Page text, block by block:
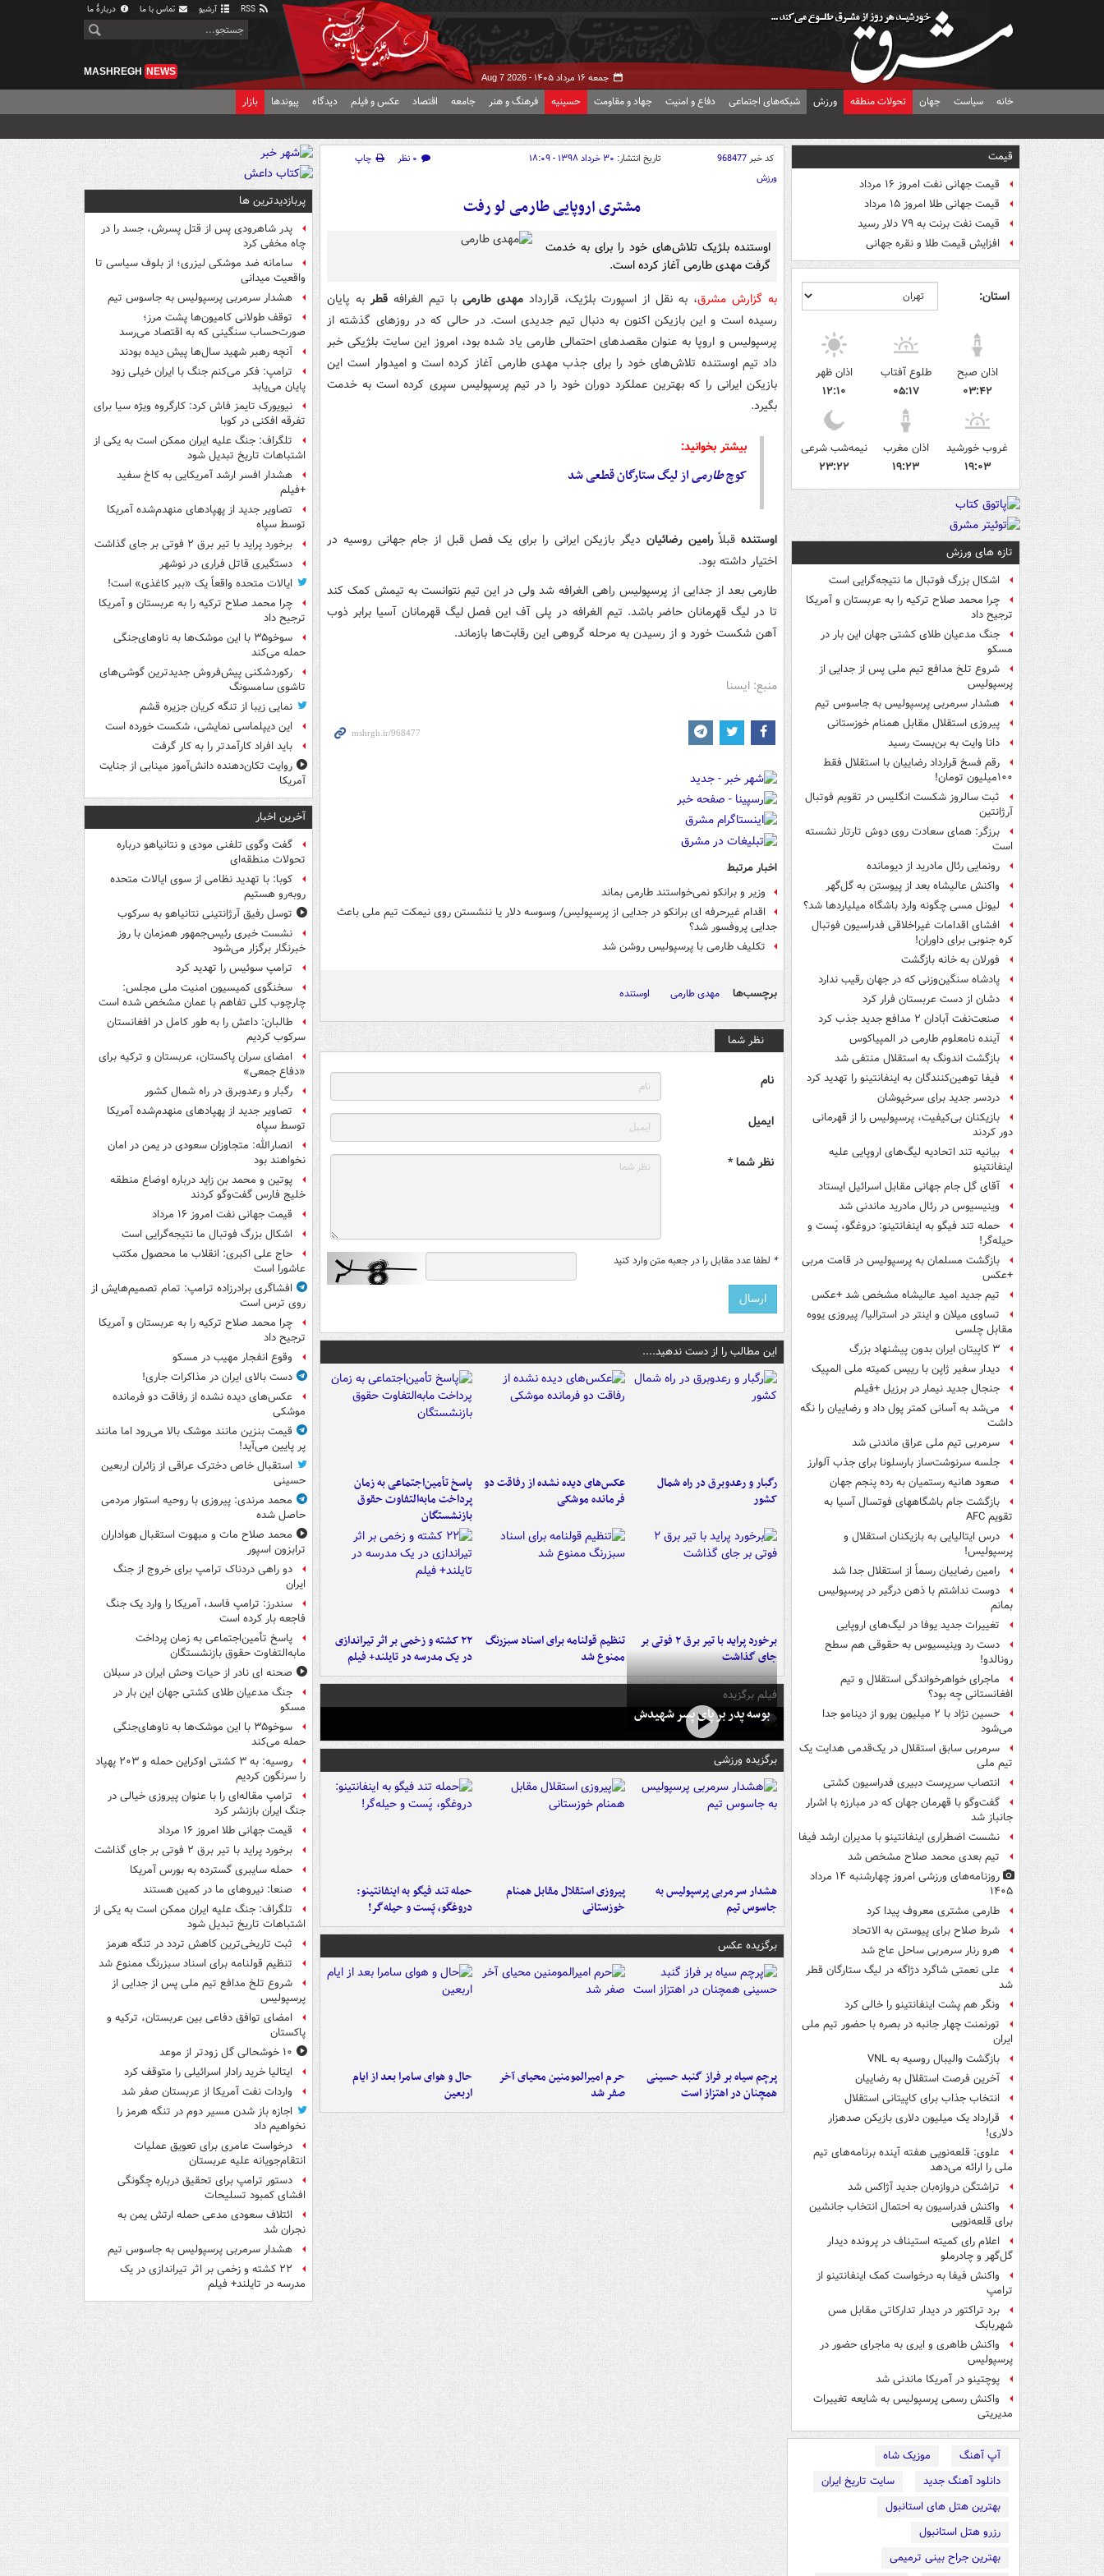
آرشیو تماس با ما دربارهٔ ما
جمعه ۱۶ مرداد ۱۴۰۵ - Aug 7 2026
MASHREGH NEWS
خانه سیاست جهان تحولات منطقه ورزش شبکه‌های اجتماعی دفاع و امنیت جهاد و مقاومت حسینیه فرهنگ و هنر جامعه اقتصاد عکس و فیلم دیدگاه پیوندها بازار
قیمت
قیمت جهانی نفت امروز ۱۶ مرداد
قیمت جهانی طلا امروز ۱۵ مرداد
قیمت نفت برنت به ۷۹ دلار رسید
افزایش قیمت طلا و نقره جهانی
استان:
اذان صبح
۰۳:۴۲
طلوع آفتاب
۰۵:۱۷
اذان ظهر
۱۲:۱۰
غروب خورشید
۱۹:۰۳
اذان مغرب
۱۹:۲۳
نیمه‌شب شرعی
۲۳:۲۲
تازه های ورزش
اشکال بزرگ فوتبال ما نتیجه‌گرایی است
چرا محمد صلاح ترکیه را به عربستان و آمریکا
ترجیح داد
جنگ مدعیان طلای کشتی جهان این بار در
مسکو
شروع تلخ مدافع تیم ملی پس از جدایی از
پرسپولیس
هشدار سرمربی پرسپولیس به جاسوس تیم
پیروزی استقلال مقابل همنام خوزستانی
دانا وایت به بن‌بست رسید
رقم فسخ قرارداد رضاییان با استقلال فقط
۱۰۰میلیون تومان!
ثبت سالروز شکست انگلیس در تقویم فوتبال
آرژانتین
برزگر: همای سعادت روی دوش تارتار نشسته
است
رونمایی رئال مادرید از دیومانده
واکنش عالیشاه بعد از پیوستن به گل‌گهر
لیونل مسی چگونه وارد باشگاه میلیاردها شد؟
افشای اقدامات غیراخلاقی فدراسیون فوتبال
کره جنوبی برای داوران!
فورلان به خانه بازگشت
پادشاه سنگین‌وزنی که در جهان رقیب ندارد
دشان از دست عربستان فرار کرد
صنعت‌نفت آبادان ۲ مدافع جدید جذب کرد
آینده نامعلوم طارمی در المپیاکوس
بازگشت اندونگ به استقلال منتفی شد
فیفا توهین‌کنندگان به اینفانتینو را تهدید کرد
دردسر جدید برای سرخپوشان
بازیکنان بی‌کیفیت، پرسپولیس را از قهرمانی
دور کردند
بیانیه تند اتحادیه لیگ‌های اروپایی علیه
اینفانتینو
آقای گل جام جهانی مقابل اسرائیل ایستاد
وینیسیوس در رئال مادرید ماندنی شد
حمله تند فیگو به اینفانتینو: دروغگو، پَست‌ و
حیله‌گر!
بازگشت مسلمان به پرسپولیس در قامت مربی
+عکس
تیم جدید امید عالیشاه مشخص شد +عکس
تساوی میلان و اینتر در استرالیا/ پیروزی یووه
مقابل چلسی
۳ کاپیتان ایران بدون پیشنهاد بزرگ
دیدار سفیر ژاپن با رییس کمیته ملی المپیک
جنجال جدید نیمار در برزیل +فیلم
می‌شد به آسانی کمتر پول داد و رضاییان را نگه
داشت
سرمربی تیم ملی عراق ماندنی شد
جلسه سرنوشت‌ساز بارسلونا برای جذب آلوارز
صعود هانیه رستمیان به رده پنجم جهان
بازگشت جام باشگاههای فوتسال آسیا به
تقویم AFC
درس ایتالیایی‌ به بازیکنان استقلال و
پرسپولیس!
رامین رضاییان رسماً از استقلال جدا شد
دوست نداشتم با ذهن درگیر در پرسپولیس
بمانم
تغییرات جدید یوفا در لیگ‌های اروپایی
دست رد وینیسیوس به حقوقی هم سطح
رونالدو!
ماجرای خواهرخواندگی استقلال و تیم
افغانستانی چه بود؟
حسین نژاد با ۲ میلیون یورو از دینامو جدا
می‌شود
سرمربی سابق استقلال در یک‌قدمی هدایت یک
تیم ملی
انتصاب سرپرست دبیری فدراسیون کشتی
گفت‌وگو با قهرمان جهان که در مبارزه با اشرار
جانباز شد
نشست اضطراری اینفانتینو با مدیران ارشد فیفا
تیم بعدی محمد صلاح مشخص شد
روزنامه‌های ورزشی امروز چهارشنبه ۱۴ مرداد
۱۴۰۵
طارمی مشتری معروف پیدا کرد
شرط صلاح برای پیوستن به الاتحاد
هرو رنار سرمربی ساحل عاج شد
علی نعمتی شاگرد دژاگه در لیگ ستارگان قطر
شد
ونگر هم پشت اینفانتینو را خالی کرد
تورنمنت چهار جانبه در بصره با حضور تیم ملی
ایران
بازگشت والیبال روسیه به VNL
آخرین فرصت استقلال به رضاییان
انتخاب جذاب برای کاپیتانی استقلال
قرارداد یک میلیون دلاری بازیکن صدهزار
دلاری!
علوی: قلعه‌نویی هفته آینده برنامه‌های تیم
ملی را ارائه می‌دهد
تراِشتگن دروازه‌بان جدید آژاکس شد
واکنش فدراسیون به احتمال انتخاب جانشین
برای قلعه‌نویی
اعلام رای کمیته استیناف در پرونده دیدار
گل‌گهر و چادرملو
واکنش فیفا به درخواست کمک اینفانتینو از
ترامپ
برد تراکتور در دیدار تدارکاتی مقابل مس
شهربابک
واکنش طاهری و ایری به ماجرای حضور در
پرسپولیس
پوچتینو در آمریکا ماندنی شد
واکنش رسمی پرسپولیس به شایعه تغییرات
مدیریتی
آپ آهنگ
موزیک شاه
دانلود آهنگ جدید
سایت تاریخ ایران
بهترین هتل های استانبول
رزرو هتل استانبول
بهترین جراح بینی ترمیمی
کد خبر968477 تاریخ انتشار: ۳۰ خرداد ۱۳۹۸ - ۱۸:۰۹ ۰ نظر
چاپ
ورزش
مشتری اروپایی طارمی لو رفت
اوستنده بلژیک تلاش‌های خود را برای به خدمت
گرفت مهدی طارمی آغاز کرده است.
به گزارش مشرق، به نقل از اسپورت بلژیک، قرارداد مهدی طارمی با تیم الغرافه قطربه پایان
رسیده است و این بازیکن اکنون به دنبال تیم جدیدی است. در حالی که در روزهای گذشته از
پرسپولیس و اروپا به عنوان مقصدهای احتمالی طارمی یاد شده بود، امروز این سایت بلژیکی خبر
داد تیماوستنده تلاش‌های خود را برای جذب مهدی طارمی آغاز کرده است و امیدوار است این
بازیکن ایرانی را که بهترین عملکرد دوران خود را در تیم پرسپولیس سپری کرده است به خدمت
بگیرد.
بیشتر بخوانید:
کوچطارمیاز لیگ ستارگان قطعی شد
اوستنده قبلاًرامین رضائیان دیگر بازیکن ایرانی را برای یک فصل قبل از جام جهانی روسیه در
اختیار داشته بود.
طارمی بعد از جدایی از پرسپولیس راهی الغرافه شد ولی در این تیم نتوانست به تیمش کمک کند
تا در لیگ قهرمانان حاضر باشد. تیم الغرافه در پلی آفاین فصل لیگ قهرمانان آسیا برابر ذوب
آهن شکست خورد و از رسیدن به مرحله گروهی این رقابت‌ها بازماند.
منبع: ایسنا
اخبار مرتبط
وزیر و برانکو نمی‌خواستند طارمی بماند
اقدام غیرحرفه ای برانکو در جدایی از پرسپولیس/ وسوسه دلار یا ننشستن روی نیمکت تیم ملی باعث
جدایی پروفسور شد؟
تکلیف طارمی با پرسپولیس روشن شد
برچسب‌ها مهدی طارمی اوستنده
نظر شما
نام
ایمیل
نظر شما *
* لطفا عدد مقابل را در جعبه متن وارد کنید
این مطالب را از دست ندهید....
رگبار و رعدوبرق در راه شمال
کشور
عکس‌های دیده نشده از رفاقت دو
فرمانده‌ موشکی
پاسخ تأمین‌اجتماعی به زمان
پرداخت مابه‌التفاوت حقوق
بازنشستگان
برخورد پراید با تیر برق ۲ فوتی بر
جای گذاشت
تنظیم قولنامه برای اسناد سبزرنگ
ممنوع شد
۲۲ کشته و زخمی بر اثر تیراندازی
در یک مدرسه در تایلند+ فیلم
فیلم برگزیده
بوسه‌ پدر بر پای پسر شهیدش
برگزیده ورزشی
هشدار سرمربی پرسپولیس به
جاسوس تیم
پیروزی استقلال مقابل همنام
خوزستانی
حمله تند فیگو به اینفانتینو:
دروغگو، پَست‌ و حیله‌گر!
برگزیده عکس
پرچم سیاه بر فراز گنبد حسینی
همچنان در اهتزاز است
حرم امیرالمومنین محیای آخر
صفر شد
حال و هوای سامرا بعد از ایام
اربعین
پربازدیدترین ها
پدر شاهرودی پس از قتل پسرش، جسد را در
چاه مخفی کرد
سامانه ضد موشکی لیزری؛ از بلوف سیاسی تا
واقعیت میدانی
هشدار سرمربی پرسپولیس به جاسوس تیم
توقف طولانی کامیون‌ها پشت مرز؛
صورت‌حساب سنگینی که به اقتصاد می‌رسد
آنچه رهبر شهید سال‌ها پیش دیده بودند
ترامپ: فکر می‌کنم جنگ با ایران خیلی زود
پایان می‌یابد
نیویورک تایمز فاش کرد: کارگروه ویژه سیا برای
تفرقه افکنی در کوبا
تلگراف: جنگ علیه ایران ممکن است به یکی از
اشتباهات تاریخ تبدیل شود
هشدار افسر ارشد آمریکایی به کاخ سفید
+فیلم
تصاویر جدید از پهپادهای منهدم‌شده آمریکا
توسط سپاه
برخورد پراید با تیر برق ۲ فوتی بر جای گذاشت
دستگیری قاتل فراری در نوشهر
ایالات متحده واقعاً یک «ببر کاغذی» است!
چرا محمد صلاح ترکیه را به عربستان و آمریکا
ترجیح داد
سوخو۳۵ با این موشک‌ها به ناوهای‌جنگی
حمله می‌کند
رکوردشکنی پیش‌فروش جدیدترین گوشی‌های
تاشوی سامسونگ
نمایی زیبا از تنگه کریان جزیره قشم
این دیپلماسی نمایشی، شکست خورده است
باید افراد کارآمدتر را به کار گرفت
روایت تکان‌دهنده دانش‌آموز مینابی از جنایت
آمریکا
آخرین اخبار
گفت وگوی تلفنی مودی و نتانیاهو درباره
تحولات منطقه‌ای
کوبا: با تهدید نظامی از سوی ایالات متحده
روبه‌رو هستیم
توسل رفیق آرژانتینی نتانیاهو به سرکوب
نشست خبری رئیس‌جمهور همزمان با روز
خبرنگار برگزار می‌شود
ترامپ سوئیس را تهدید کرد
سخنگوی کمیسیون امنیت ملی مجلس:
چارچوب کلی تفاهم با عمان مشخص شده است
طالبان: داعش را به طور کامل در افغانستان
سرکوب کردیم
امضای سران پاکستان، عربستان و ترکیه برای
«دفاع جمعی»
رگبار و رعدوبرق در راه شمال کشور
تصاویر جدید از پهپادهای منهدم‌شده آمریکا
توسط سپاه
انصارالله: متجاوزان سعودی در یمن در امان
نخواهند بود
پوتین و محمد بن زاید درباره اوضاع منطقه
خلیج فارس گفت‌وگو کردند
قیمت جهانی نفت امروز ۱۶ مرداد
اشکال بزرگ فوتبال ما نتیجه‌گرایی است
حاج علی اکبری: انقلاب ما محصول مکتب
عاشورا است
افشاگری برادرزاده ترامپ: تمام تصمیم‌هایش از
روی ترس است
چرا محمد صلاح ترکیه را به عربستان و آمریکا
ترجیح داد
وقوع انفجار مهیب در مسکو
دست بالای ایران در مذاکرات جاری!
عکس‌های دیده نشده از رفاقت دو فرمانده‌
موشکی
قیمت بنزین مانند موشک بالا می‌رود اما مانند
پر پایین می‌آید!
استقبال خاص دخترک عراقی از زائران اربعین
حسینی
محمد مرندی: پیروزی با روحیه استوار مردمی
حاصل شده
محمد صلاح مات و مبهوت استقبال هواداران
ترابزون اسپور
دو راهی دردناک ترامپ برای خروج از جنگ
ایران
سندرز: ترامپ فاسد، آمریکا را وارد یک جنگ
فاجعه بار کرده است
پاسخ تأمین‌اجتماعی به زمان پرداخت
مابه‌التفاوت حقوق بازنشستگان
صحنه ای نادر از حیات وحش ایران در سبلان
جنگ مدعیان طلای کشتی جهان این بار در
مسکو
سوخو۳۵ با این موشک‌ها به ناوهای‌جنگی
حمله می‌کند
روسیه: به ۳ کشتی اوکراین حمله و ۲۰۳ پهپاد
را سرنگون کردیم
ترامپ مقاله‌ای را با عنوان پیروزی خیالی در
جنگ ایران بازنشر کرد
قیمت جهانی طلا امروز ۱۶ مرداد
برخورد پراید با تیر برق ۲ فوتی بر جای گذاشت
حمله سایبری گسترده به بورس آمریکا
صنعا: نیروهای ما در کمین‌ هستند
تلگراف: جنگ علیه ایران ممکن است به یکی از
اشتباهات تاریخ تبدیل شود
ثبت تاریخی‌ترین کاهش تردد در تنگه هرمز
تنظیم قولنامه برای اسناد سبزرنگ ممنوع شد
شروع تلخ مدافع تیم ملی پس از جدایی از
پرسپولیس
امضای توافق دفاعی بین عربستان، ترکیه و
پاکستان
۱۰ خوشحالی گل زودتر از موعد
ایتالیا خرید رادار اسرائیلی را متوقف کرد
واردات نفت آمریکا از عربستان صفر شد
اجازه باز شدن مسیر دوم در تنگه هرمز را
نخواهیم داد
درخواست عامری برای تعویق عملیات
انتقام‌جویانه علیه عربستان
دستور ترامپ برای تحقیق درباره چگونگی
افشای کمبود تسلیحات
ائتلاف سعودی مدعی حمله ارتش یمن به
نجران شد
هشدار سرمربی پرسپولیس به جاسوس تیم
۲۲ کشته و زخمی بر اثر تیراندازی در یک
مدرسه در تایلند+ فیلم